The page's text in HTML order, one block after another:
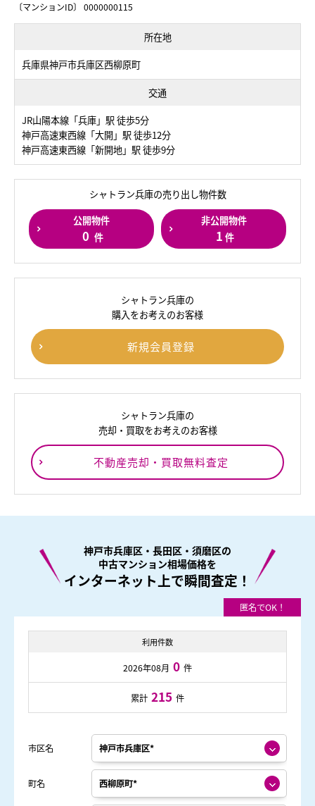
〔マンションID〕 0000000115
所在地
兵庫県神戸市兵庫区西柳原町
交通
JR山陽本線「兵庫」駅 徒歩5分
神戸高速東西線「大開」駅 徒歩12分
神戸高速東西線「新開地」駅 徒歩9分
シャトラン兵庫の売り出し物件数
公開物件
0 件
非公開物件
1 件
シャトラン兵庫の
購入をお考えのお客様
新規会員登録
シャトラン兵庫の
売却・買取をお考えのお客様
不動産売却・買取無料査定
神戸市兵庫区・長田区・須磨区の
中古マンション相場価格を
インターネット上で瞬間査定！
利用件数
2026年08月 0 件
累計 215 件
市区名
町名